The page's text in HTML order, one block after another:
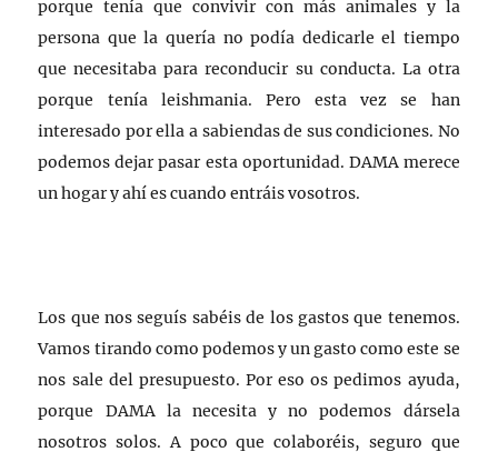
porque tenía que convivir con más animales y la
persona que la quería no podía dedicarle el tiempo
que necesitaba para reconducir su conducta. La otra
porque tenía leishmania. Pero esta vez se han
interesado por ella a sabiendas de sus condiciones. No
podemos dejar pasar esta oportunidad. DAMA merece
un hogar y ahí es cuando entráis vosotros.
Los que nos seguís sabéis de los gastos que tenemos.
Vamos tirando como podemos y un gasto como este se
nos sale del presupuesto. Por eso os pedimos ayuda,
porque DAMA la necesita y no podemos dársela
nosotros solos. A poco que colaboréis, seguro que